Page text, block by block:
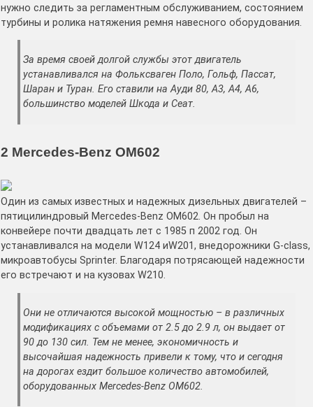
нужно следить за регламентным обслуживанием, состоянием
турбины и ролика натяжения ремня навесного оборудования.
За время своей долгой службы этот двигатель
устанавливался на Фольксваген Поло, Гольф, Пассат,
Шаран и Туран. Его ставили на Ауди 80, А3, А4, А6,
большинство моделей Шкода и Сеат.
2 Mercedes-Benz OM602
Один из самых известных и надежных дизельных двигателей –
пятицилиндровый Mercedes-Benz OM602. Он пробыл на
конвейере почти двадцать лет с 1985 п 2002 год. Он
устанавливался на модели W124 иW201, внедорожники G-class,
микроавтобусы Sprinter. Благодаря потрясающей надежности
его встречают и на кузовах W210.
Они не отличаются высокой мощностью – в различных
модификациях с объемами от 2.5 до 2.9 л, он выдает от
90 до 130 сил. Тем не менее, экономичность и
высочайшая надежность привели к тому, что и сегодня
на дорогах ездит большое количество автомобилей,
оборудованных Mercedes-Benz OM602.